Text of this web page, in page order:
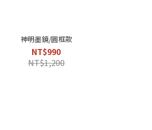
神明墨鏡/圓框款
NT$990
NT$1,200